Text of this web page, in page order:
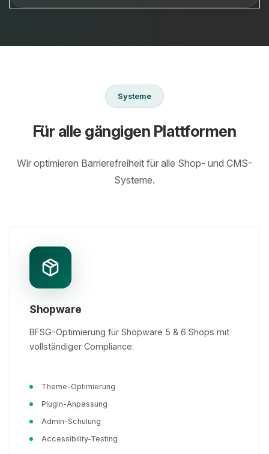
Systeme
Für alle gängigen Plattformen
Wir optimieren Barrierefreiheit für alle Shop- und CMS-
Systeme.
Shopware
BFSG-Optimierung für Shopware 5 & 6 Shops mit
vollständiger Compliance.
Theme-Optimierung
Plugin-Anpassung
Admin-Schulung
Accessibility-Testing